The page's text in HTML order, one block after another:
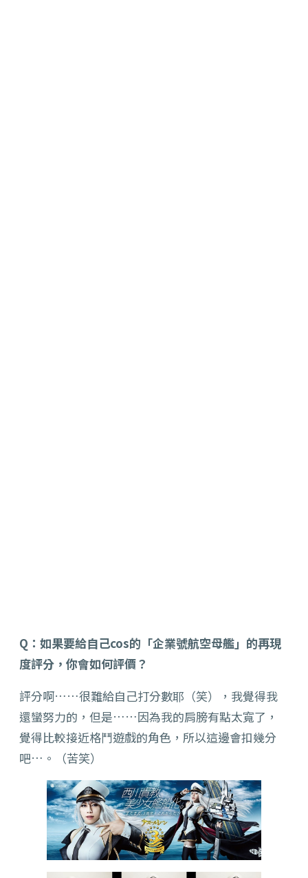
Q：如果要給自己cos的「企業號航空母艦」的再現
度評分，你會如何評價？
評分啊……很難給自己打分數耶（笑），我覺得我
還蠻努力的，但是……因為我的肩膀有點太寬了，
覺得比較接近格鬥遊戲的角色，所以這邊會扣幾分
吧…。（苦笑）